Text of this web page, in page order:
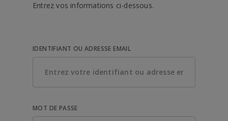
Entrez vos informations ci-dessous.
IDENTIFIANT OU ADRESSE EMAIL
MOT DE PASSE